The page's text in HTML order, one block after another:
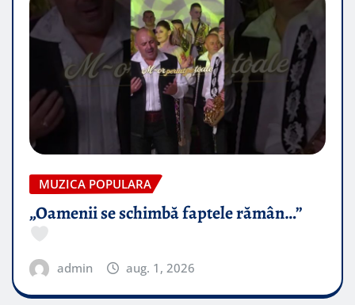
MUZICA POPULARA
„Oamenii se schimbă faptele rămân…”
admin aug. 1, 2026